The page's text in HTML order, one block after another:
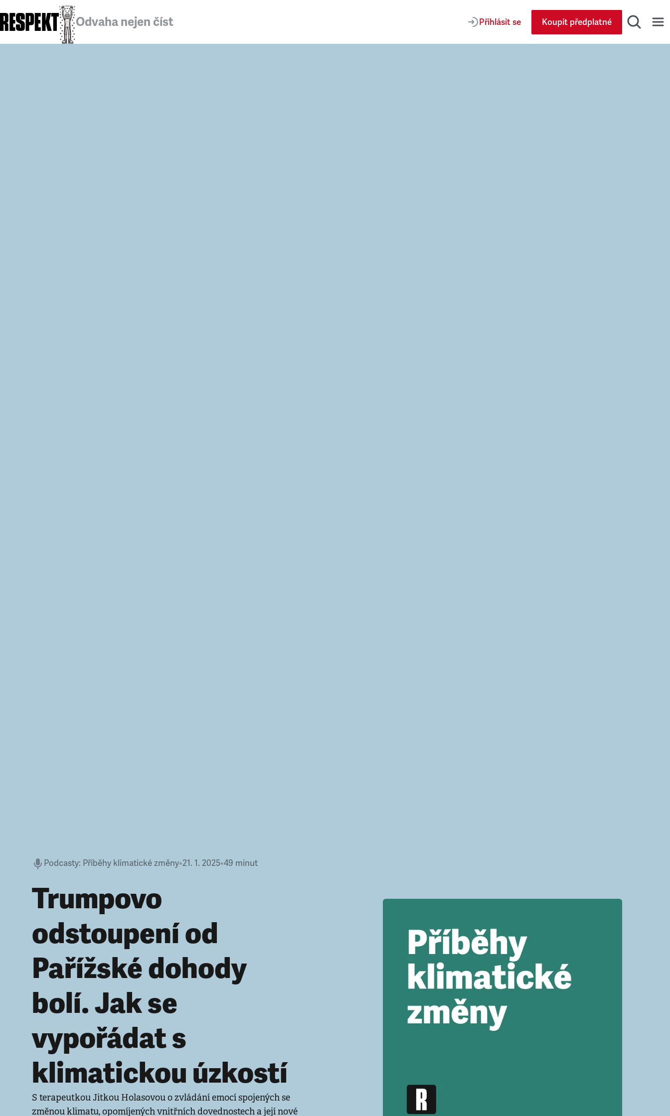
Odvaha nejen číst Přihlásit se Koupit předplatné
Podcasty: Příběhy klimatické změny•21. 1. 2025•49 minut
Trumpovo
odstoupení od
Pařížské dohody
bolí. Jak se
vypořádat s
klimatickou úzkostí
S terapeutkou Jitkou Holasovou o zvládání emocí spojených se
změnou klimatu, opomíjených vnitřních dovednostech a její nové